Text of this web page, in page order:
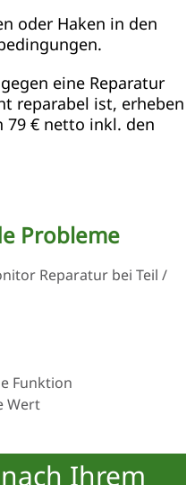
oder Haken in den
eine Reparatur
reparabel ist, erheben
79 € netto inkl. den
Probleme
Reparatur bei Teil /
Funktion
Wert
Ihrem